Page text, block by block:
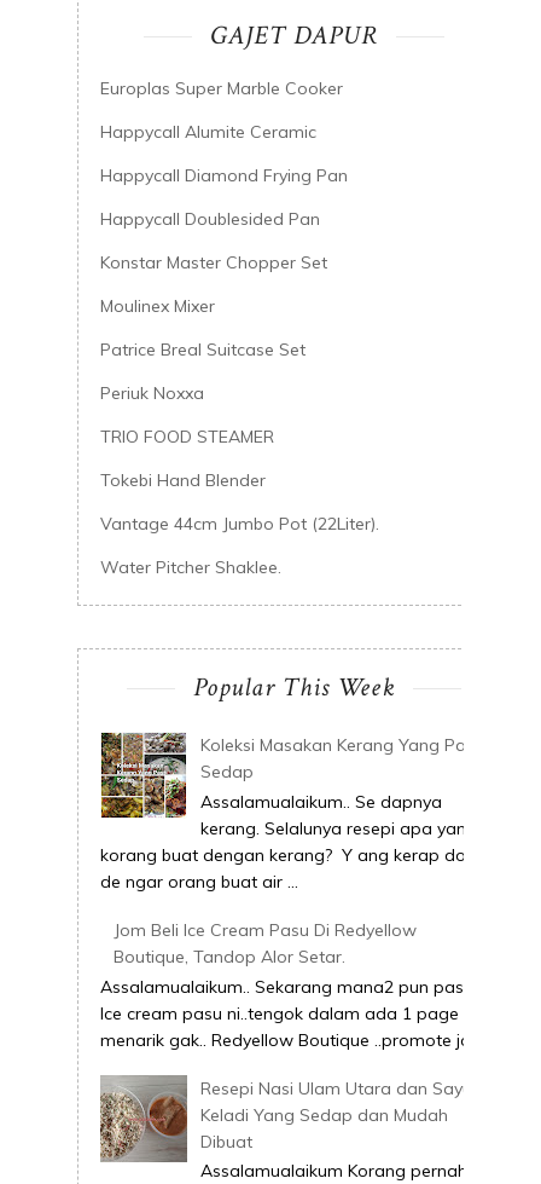
GAJET DAPUR
Europlas Super Marble Cooker
Happycall Alumite Ceramic
Happycall Diamond Frying Pan
Happycall Doublesided Pan
Konstar Master Chopper Set
Moulinex Mixer
Patrice Breal Suitcase Set
Periuk Noxxa
TRIO FOOD STEAMER
Tokebi Hand Blender
Vantage 44cm Jumbo Pot (22Liter).
Water Pitcher Shaklee.
Popular This Week
Koleksi Masakan Kerang Yang Pasti
Sedap
Assalamualaikum.. Se dapnya
kerang. Selalunya resepi apa yang
korang buat dengan kerang? Y ang kerap dok
de ngar orang buat air ...
Jom Beli Ice Cream Pasu Di Redyellow
Boutique, Tandop Alor Setar.
Assalamualaikum.. Sekarang mana2 pun pasai
Ice cream pasu ni..tengok dalam ada 1 page ni
menarik gak.. Redyellow Boutique ..promote joi...
Resepi Nasi Ulam Utara dan Sayur
Keladi Yang Sedap dan Mudah
Dibuat
Assalamualaikum Korang pernah